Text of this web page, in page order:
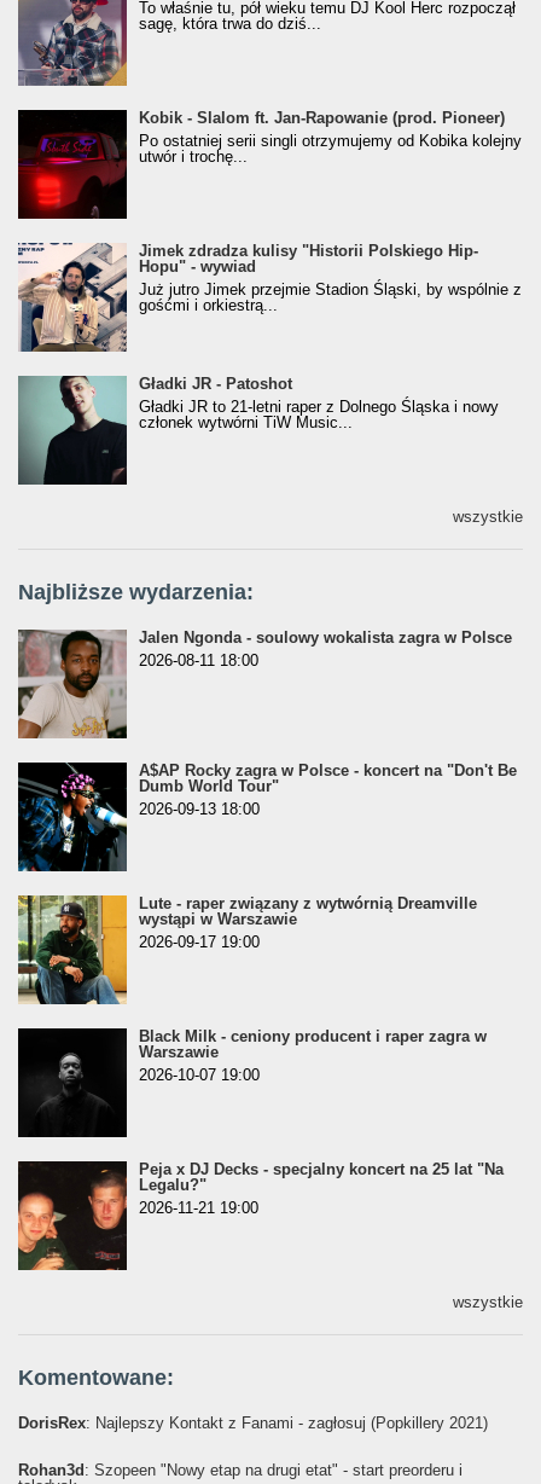
(Popkillery 2023)To właśnie tu, pół wieku temu DJ Kool Herc rozpoczął
sagę, która trwa do dziś...
Kobik - Slalom ft. Jan-Rapowanie (prod. Pioneer)
[Official Music Visualiser]
Kobik - Slalom ft. Jan-Rapowanie (prod. Pioneer)
Po ostatniej serii singli otrzymujemy od Kobika kolejny
utwór i trochę...
Jimek zdradza kulisy "Historii Polskiego Hip-
Hopu" - wywiad
Jimek zdradza kulisy "Historii Polskiego Hip-
Hopu" - wywiad
Już jutro Jimek przejmie Stadion Śląski, by wspólnie z
gośćmi i orkiestrą...
Gładki JR - Patoshot
Gładki JR - Patoshot
Gładki JR to 21-letni raper z Dolnego Śląska i nowy
członek wytwórni TiW Music...
wszystkie
Najbliższe wydarzenia:
Jalen Ngonda - soulowy wokalista zagra w Polsce
2026-08-11 18:00
A$AP Rocky zagra w Polsce - koncert na "Don't Be
Dumb World Tour"
2026-09-13 18:00
Lute - raper związany z wytwórnią Dreamville
wystąpi w Warszawie
2026-09-17 19:00
Black Milk - ceniony producent i raper zagra w
Warszawie
2026-10-07 19:00
Peja x DJ Decks - specjalny koncert na 25 lat "Na
Legalu?"
2026-11-21 19:00
wszystkie
Komentowane:
DorisRex: Najlepszy Kontakt z Fanami - zagłosuj (Popkillery 2021)
Rohan3d : Szopeen "Nowy etap na drugi etat" - start preorderu i